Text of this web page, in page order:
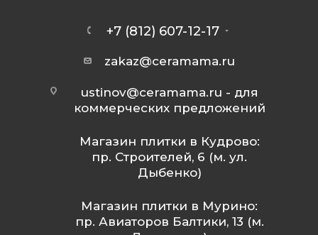
+7 (812) 607-12-17
zakaz@ceramama.ru
ustinov@ceramama.ru - для
коммерческих предложений
Магазин плитки в Кудрово:
пр. Строителей, 6 (м. ул.
Дыбенко)
Магазин плитки в Мурино:
пр. Авиаторов Балтики, 13 (м.